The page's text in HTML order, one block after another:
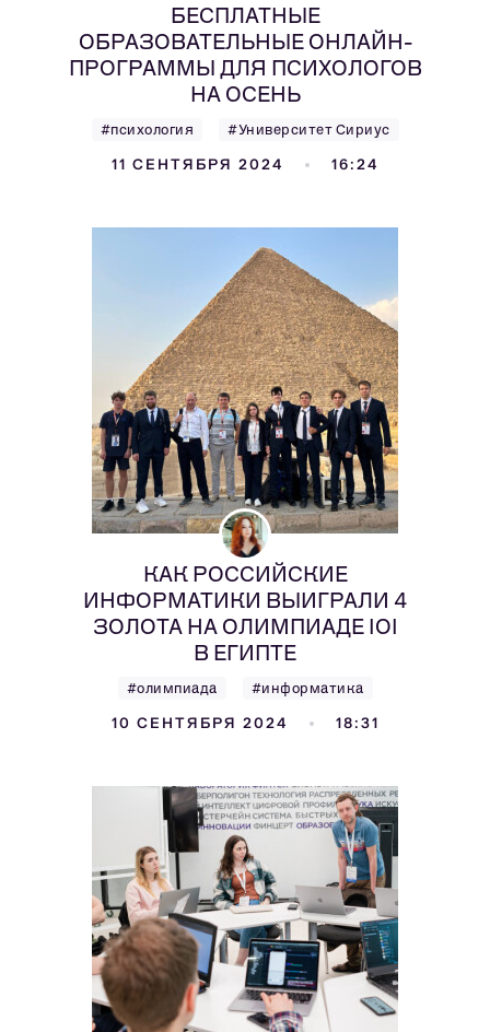
БЕСПЛАТНЫЕ
ОБРАЗОВАТЕЛЬНЫЕ ОНЛАЙН-
ПРОГРАММЫ ДЛЯ ПСИХОЛОГОВ
НА ОСЕНЬ
#психология #Университет Сириус
11 СЕНТЯБРЯ 2024 16:24
КАК РОССИЙСКИЕ
ИНФОРМАТИКИ ВЫИГРАЛИ 4
ЗОЛОТА НА ОЛИМПИАДЕ IOI
В ЕГИПТЕ
#олимпиада #информатика
10 СЕНТЯБРЯ 2024 18:31